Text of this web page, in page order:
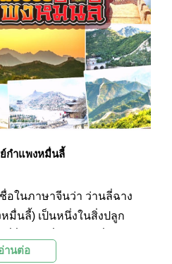
กำแพงหมื่นลี้
อในภาษาจีนว่า ว่านลี่ฉาง
หมื่นลี้) เป็นหนึ่งในสิ่งปลูก
งโลกยุคกลาง และยังได้รับ
านต่อ